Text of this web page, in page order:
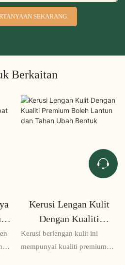
SEKARANG.
Berkaitan
Kerusi Lengan Kulit
Dengan Kualiti
Premium Boleh Lantun
dan Tahan Ubah Bentuk
Kerusi berlengan kulit ini
mempunyai kualiti premium